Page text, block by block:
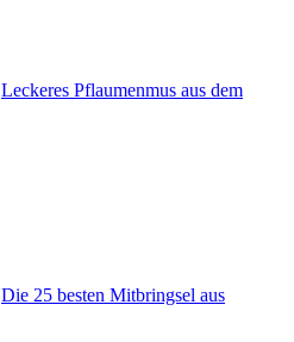
Leckeres Pflaumenmus aus dem
Die 25 besten Mitbringsel aus